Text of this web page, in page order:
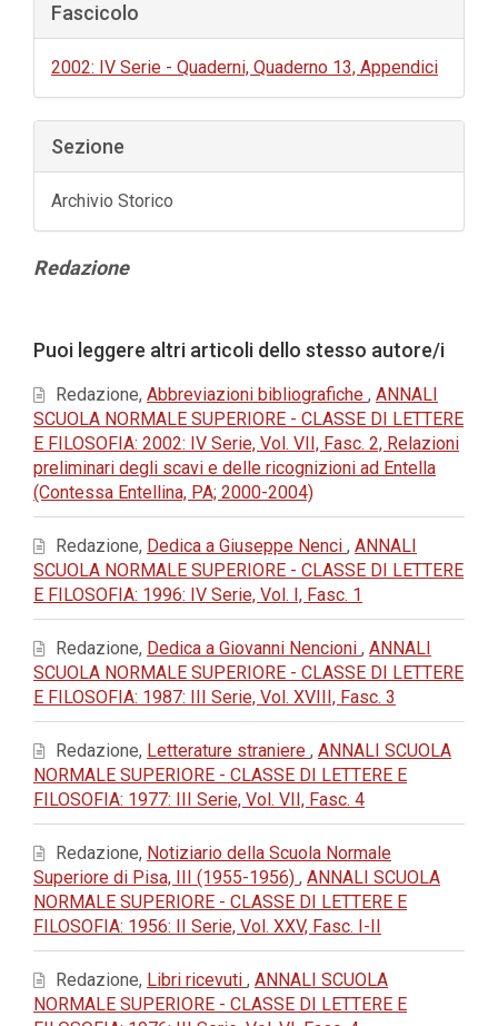
Fascicolo
2002: IV Serie - Quaderni, Quaderno 13, Appendici
Sezione
Archivio Storico
Contenuto
Redazione
dell'articolo
Puoi leggere altri articoli dello stesso autore/i
Redazione, Abbreviazioni bibliografiche , ANNALI
SCUOLA NORMALE SUPERIORE - CLASSE DI LETTERE
E FILOSOFIA: 2002: IV Serie, Vol. VII, Fasc. 2, Relazioni
preliminari degli scavi e delle ricognizioni ad Entella
(Contessa Entellina, PA; 2000-2004)
Redazione, Dedica a Giuseppe Nenci , ANNALI
SCUOLA NORMALE SUPERIORE - CLASSE DI LETTERE
E FILOSOFIA: 1996: IV Serie, Vol. I, Fasc. 1
Redazione, Dedica a Giovanni Nencioni , ANNALI
SCUOLA NORMALE SUPERIORE - CLASSE DI LETTERE
E FILOSOFIA: 1987: III Serie, Vol. XVIII, Fasc. 3
Redazione, Letterature straniere , ANNALI SCUOLA
NORMALE SUPERIORE - CLASSE DI LETTERE E
FILOSOFIA: 1977: III Serie, Vol. VII, Fasc. 4
Redazione, Notiziario della Scuola Normale
Superiore di Pisa, III (1955-1956) , ANNALI SCUOLA
NORMALE SUPERIORE - CLASSE DI LETTERE E
FILOSOFIA: 1956: II Serie, Vol. XXV, Fasc. I-II
Redazione, Libri ricevuti , ANNALI SCUOLA
NORMALE SUPERIORE - CLASSE DI LETTERE E